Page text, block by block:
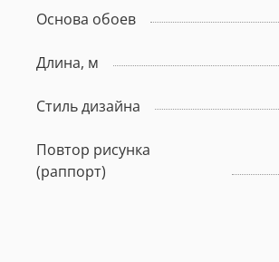
Основа обоев
Длина, м
Стиль дизайна
Повтор рисунка
(раппорт)